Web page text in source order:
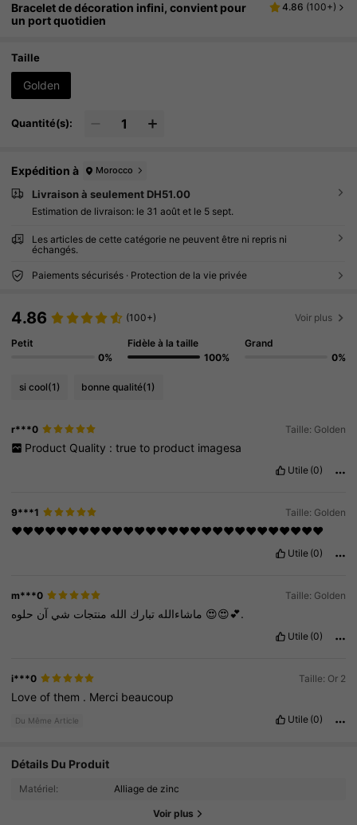
Bracelet de décoration infini, convient pour
un port quotidien
4.86 (100+)
Taille
Golden
Quantité(s):
Expédition à Morocco
Livraison à seulement DH51.00
Estimation de livraison: le 31 août et le 5 sept.
Les articles de cette catégorie ne peuvent être ni repris ni
échangés.
Paiements sécurisés · Protection de la vie privée
4.86 (100+) Voir plus
Petit
0%
Fidèle à la taille
100%
Grand
0%
si cool(1) bonne qualité(1)
r***0 Taille: Golden
Product Quality : true to product imagesa
Utile (0)
9***1 Taille: Golden
♥️♥️♥️♥️♥️♥️♥️♥️♥️♥️♥️♥️♥️♥️♥️♥️♥️♥️♥️♥️♥️♥️♥️♥️♥️♥️♥️♥️
Utile (0)
m***0 Taille: Golden
ماشاءالله تبارك الله منتجات شي آن 😍😍💕.
Utile (0)
i***0 Taille: Or 2
Loveofthem . Merci beaucoup
Du Même Article Utile (0)
Détails Du Produit
Matériel: Alliage de zinc
Voir plus
4.87